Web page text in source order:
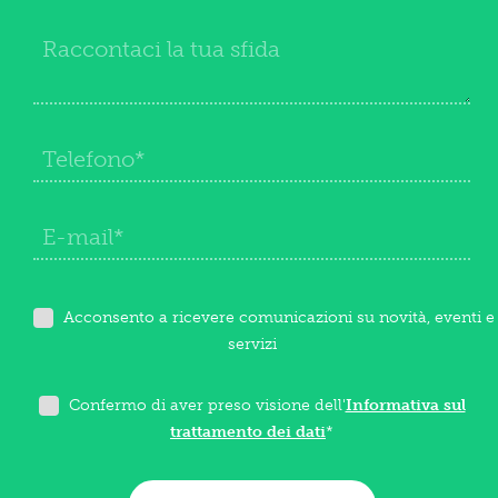
Acconsento a ricevere comunicazioni su novità, eventi e
servizi
Confermo di aver preso visione dell'Informativa sul
trattamento dei dati*